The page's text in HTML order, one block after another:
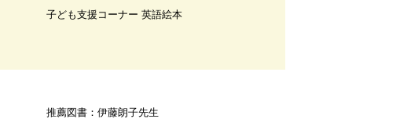
子ども支援コーナー 英語絵本
推薦図書：伊藤朗子先生